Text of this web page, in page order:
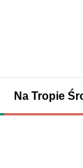
Na Tropie